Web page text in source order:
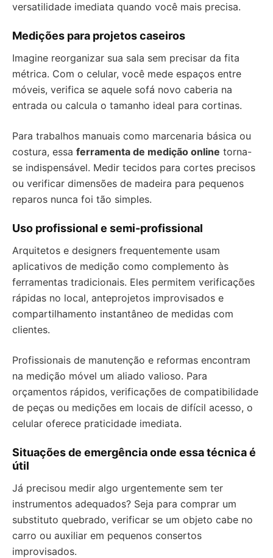
versatilidade imediata quando você mais precisa.
Medições para projetos caseiros
Imagine reorganizar sua sala sem precisar da fita
métrica. Com o celular, você mede espaços entre
móveis, verifica se aquele sofá novo caberia na
entrada ou calcula o tamanho ideal para cortinas.
Para trabalhos manuais como marcenaria básica ou
costura, essa ferramenta de medição online torna-
se indispensável. Medir tecidos para cortes precisos
ou verificar dimensões de madeira para pequenos
reparos nunca foi tão simples.
Uso profissional e semi-profissional
Arquitetos e designers frequentemente usam
aplicativos de medição como complemento às
ferramentas tradicionais. Eles permitem verificações
rápidas no local, anteprojetos improvisados e
compartilhamento instantâneo de medidas com
clientes.
Profissionais de manutenção e reformas encontram
na medição móvel um aliado valioso. Para
orçamentos rápidos, verificações de compatibilidade
de peças ou medições em locais de difícil acesso, o
celular oferece praticidade imediata.
Situações de emergência onde essa técnica é
útil
Já precisou medir algo urgentemente sem ter
instrumentos adequados? Seja para comprar um
substituto quebrado, verificar se um objeto cabe no
carro ou auxiliar em pequenos consertos
improvisados.